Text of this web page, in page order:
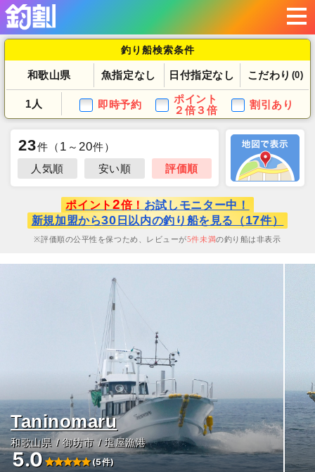
釣り船検索条件
和歌山県 魚指定なし 日付指定なし こだわり (0)
1人 即時予約
ポイント
２倍３倍
割引あり
23件 （ 1 ～ 20件）
人気順
安い順 評価順
ポイント 2倍！ お試しモニター中！
新規加盟から30 日以内の釣り船を見る（17件）
評価順の公平性を保つため、レビューが5件未満の釣り船は非表示
Taninomaru
和歌山県 御坊市 塩屋漁港
5.0 (5件)